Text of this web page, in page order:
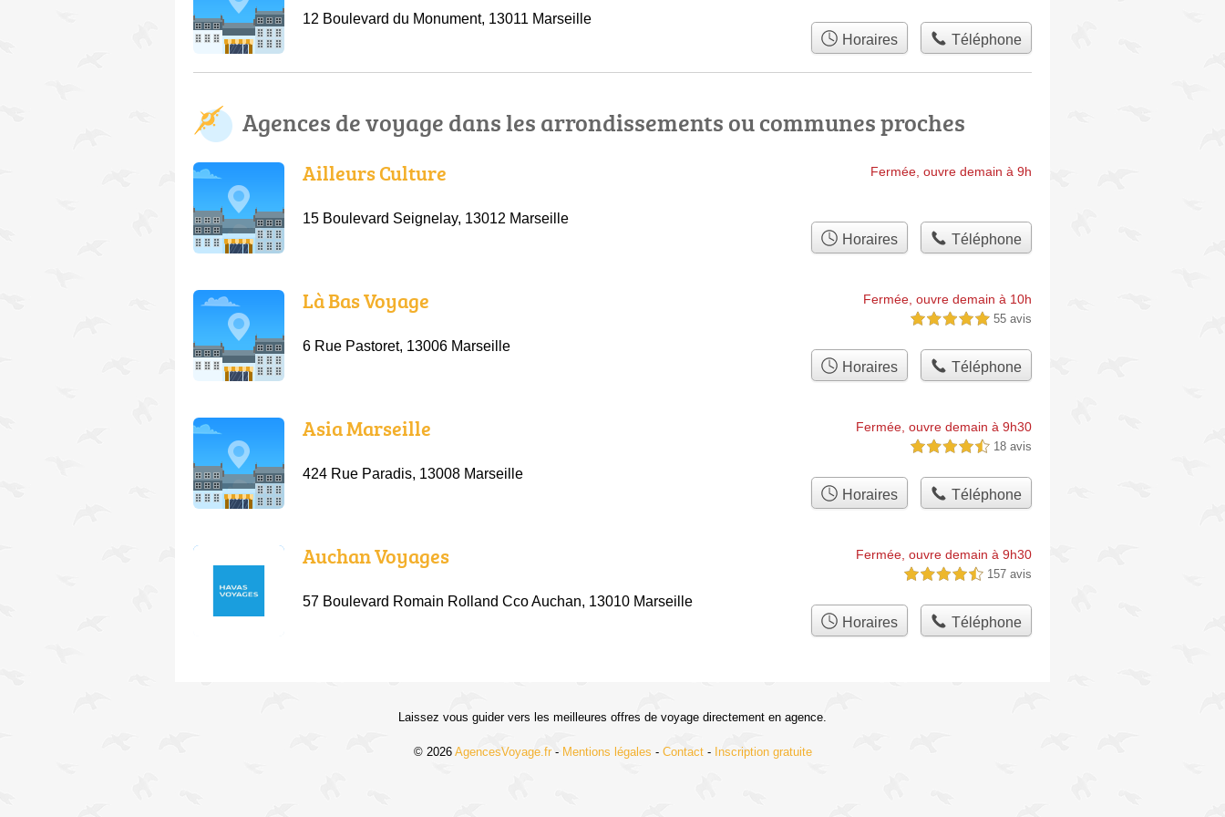
12 Boulevard du Monument, 13011 Marseille
Horaires Téléphone
Agences de voyage dans les arrondissements ou communes proches
Ailleurs Culture
15 Boulevard Seignelay, 13012 Marseille
Fermée, ouvre demain à 9h
Horaires Téléphone
Là Bas Voyage
6 Rue Pastoret, 13006 Marseille
Fermée, ouvre demain à 10h
5,0 étoiles sur 5 55 avis
Horaires Téléphone
Asia Marseille
424 Rue Paradis, 13008 Marseille
Fermée, ouvre demain à 9h30
4,5 étoiles sur 5 18 avis
Horaires Téléphone
Auchan Voyages
57 Boulevard Romain Rolland Cco Auchan, 13010 Marseille
Fermée, ouvre demain à 9h30
4,5 étoiles sur 5 157 avis
Horaires Téléphone
Laissez vous guider vers les meilleures offres de voyage directement en agence.
© 2026 AgencesVoyage.fr - Mentions légales - Contact- Inscription gratuite